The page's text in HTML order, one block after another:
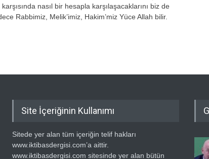
nasıl bir hesapla karşılaşacaklarını biz de
Rabbimiz, Melik’imiz, Hakim’miz Yüce Allah bilir.
Site İçeriğinin Kullanımı
Sitede yer alan tüm içeriğin telif hakları
www.iktibasdergisi.com’a aittir.
www.iktibasdergisi.com sitesinde yer alan bütün